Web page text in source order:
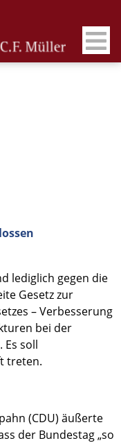
lediglich gegen die
Gesetz zur
– Verbesserung
bei der
Es soll
treten.
(CDU) äußerte
der Bundestag „so